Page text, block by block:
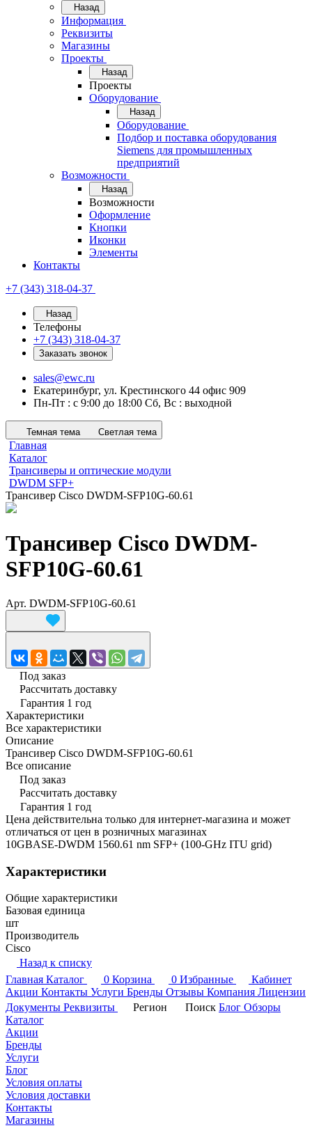
Назад
Информация
Реквизиты
Магазины
Проекты
Назад
Проекты
Оборудование
Назад
Оборудование
Подбор и поставка оборудования
Siemens для промышленных
предприятий
Возможности
Назад
Возможности
Оформление
Кнопки
Иконки
Элементы
Контакты
+7 (343) 318-04-37
Назад
Телефоны
+7 (343) 318-04-37
Заказать звонок
sales@ewc.ru
Екатеринбург, ул. Крестинского 44 офис 909
Пн-Пт : с 9:00 до 18:00 Сб, Вс : выходной
Темная тема Светлая тема
Главная
Каталог
Трансиверы и оптические модули
DWDM SFP+
Трансивер Cisco DWDM-SFP10G-60.61
Трансивер Cisco DWDM-
SFP10G-60.61
Арт. DWDM-SFP10G-60.61
Под заказ
Рассчитать доставку
Гарантия 1 год
Характеристики
Все характеристики
Описание
Трансивер Cisco DWDM-SFP10G-60.61
Все описание
Под заказ
Рассчитать доставку
Гарантия 1 год
Цена действительна только для интернет-магазина и может
отличаться от цен в розничных магазинах
10GBASE-DWDM 1560.61 nm SFP+ (100-GHz ITU grid)
Характеристики
Общие характеристики
Базовая единица
шт
Производитель
Cisco
Назад к списку
Главная Каталог 0 Корзина 0 Избранные
Кабинет
Акции Контакты Услуги Бренды Отзывы Компания Лицензии
Документы Реквизиты Регион Поиск Блог Обзоры
Каталог
Акции
Бренды
Услуги
Блог
Условия оплаты
Условия доставки
Контакты
Магазины